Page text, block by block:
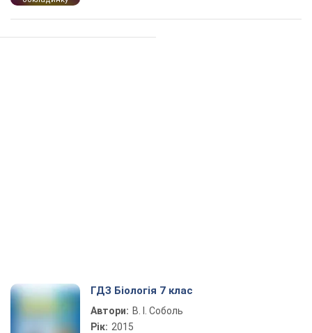
ГДЗ Біологія 7 клас
Автори: В. І. Соболь
Рік: 2015